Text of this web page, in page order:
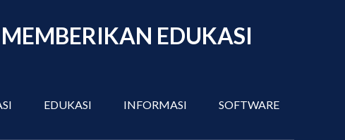
EDUKASI
EDUKASI INFORMASI SOFTWARE